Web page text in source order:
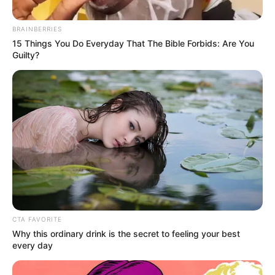
PÁRAMO DE SANTURBÁN SANTANDER
MANTÉNGASE EN ALERTA
Tenemos todas las noticias que le
interesan. Para estar bien informado, por
favor, active las notificaciones de Alerta.
ACTIVAR AHORA
TEMAS DESTACADOS
CIERRES VIALES EN BUCARAMANGA
BRAINBERRIES
15 Things You Do Everyday That The Bible Forbids: Are You
Guilty?
CTA FAVORITE
Why this ordinary drink is the secret to feeling your best
every day